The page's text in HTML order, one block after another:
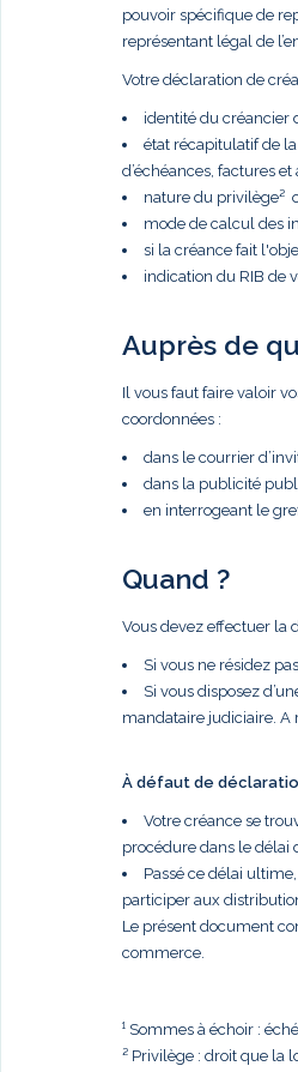
pouvoir spécifique de
représentant légal de
Votre déclaration de
identité du créancier
état récapitulatif de
d’échéances, factures
nature du privilège²
mode de calcul des
si la créance fait
indication du RIB de
Auprès de
Il vous faut faire valoir
coordonnées :
dans le courrier
dans la publicité
en interrogeant le
Quand ?
Vous devez effectuer la
Si vous ne résidez
Si vous disposez
mandataire judiciaire. A
À défaut de
Votre créance se
procédure dans le délai
Passé ce délai
participer aux
Le présent document
commerce.
¹ Sommes à échoir :
² Privilège : droit que la